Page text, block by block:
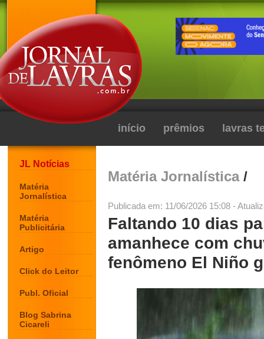
início prêmios lavras
JL Notícias
Matéria
Jornalística
Matéria
Publicitária
Artigo
Click do Leitor
Publ. Oficial
Blog Sabrina
Cicareli
Matéria Jornalística/
Publicada em: 11/06/2026 15:08 -
Faltando 10 dias
amanhece com
fenômeno El Niño